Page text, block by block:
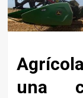
una